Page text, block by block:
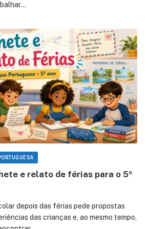
e relato de férias para o 5º
depois das férias pede propostas
das crianças e, ao mesmo tempo,